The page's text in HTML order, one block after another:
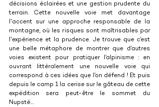
décisions éclairées et une gestion prudente du
terrain. Cette nouvelle voie met davantage
l'accent sur une approche responsable de la
montagne, où les risques sont maîtrisables par
l'expérience et la prudence. Je trouve que c’est
une belle métaphore de montrer que d’autres
voies existent pour pratiquer l’alpinisme : en
ouvrant littéralement une nouvelle voie qui
correspond à ces idées que l’on défend ! Et puis
depuis le camp 1 la cerise sur le gâteau de cette
expédition sera peut-être le sommet du
Nupsté…